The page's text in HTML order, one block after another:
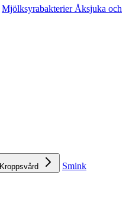
Mjölksyrabakterier Åksjuka och
Kroppsvård Smink